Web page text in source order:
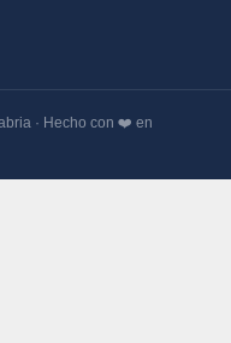
· Hecho con ❤️ en